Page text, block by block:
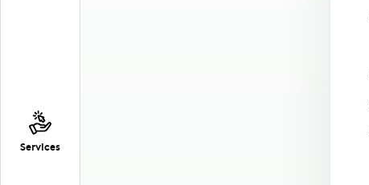
Services